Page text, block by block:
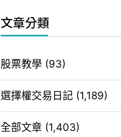
文章分類
股票教學 (93)
選擇權交易日記 (1,189)
全部文章 (1,403)